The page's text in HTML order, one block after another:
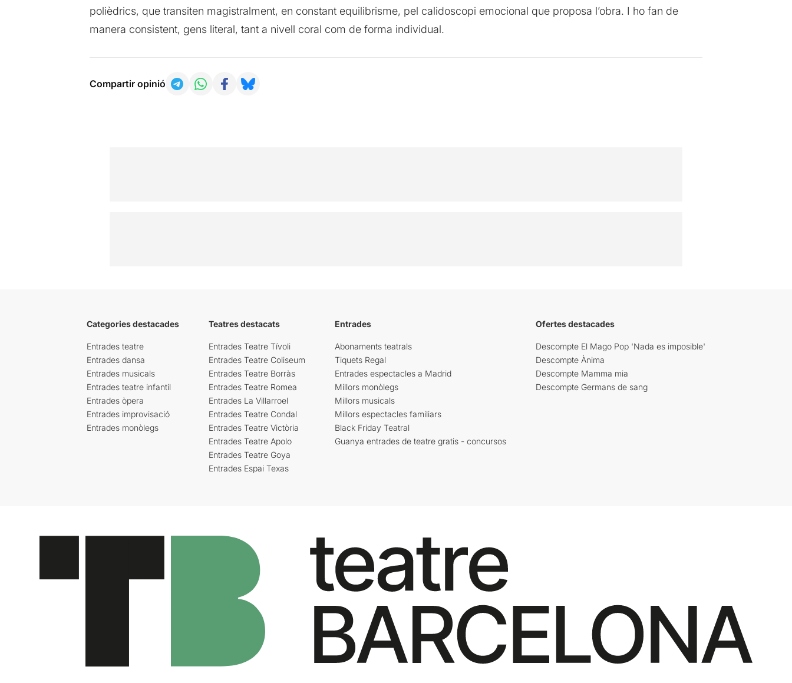
polièdrics, que transiten magistralment, en constant equilibrisme, pel calidoscopi emocional que proposa l’obra. I ho fan de
manera consistent, gens literal, tant a nivell coral com de forma individual.
Compartir opinió
Categories destacades
Entrades teatre
Entrades dansa
Entrades musicals
Entrades teatre infantil
Entrades òpera
Entrades improvisació
Entrades monòlegs
Teatres destacats
Entrades Teatre Tívoli
Entrades Teatre Coliseum
Entrades Teatre Borràs
Entrades Teatre Romea
Entrades La Villarroel
Entrades Teatre Condal
Entrades Teatre Victòria
Entrades Teatre Apolo
Entrades Teatre Goya
Entrades Espai Texas
Entrades
Abonaments teatrals
Tiquets Regal
Entrades espectacles a Madrid
Millors monòlegs
Millors musicals
Millors espectacles familiars
Black Friday Teatral
Guanya entrades de teatre gratis - concursos
Ofertes destacades
Descompte El Mago Pop 'Nada es imposible'
Descompte Ànima
Descompte Mamma mia
Descompte Germans de sang